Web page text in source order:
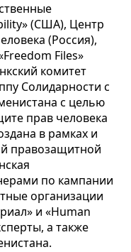
(США), Центр
(Россия),
Files»
комитет
Солидарности с
с целью
прав человека
в рамках и
правозащитной
по кампании
организации
и «Human
а также